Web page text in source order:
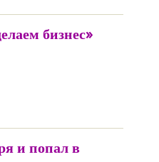
бизнес»
и попал в